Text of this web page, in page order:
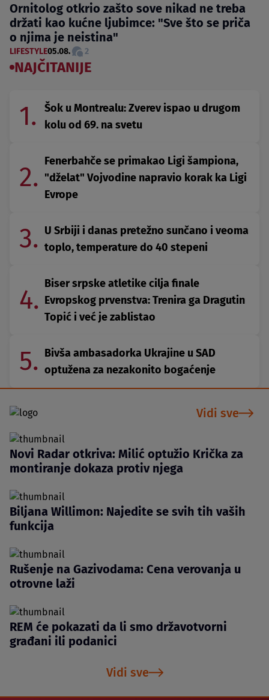
Ornitolog otkrio zašto sove nikad ne treba
držati kao kućne ljubimce: "Sve što se priča
o njima je neistina"
LIFESTYLE05.08. 2
NAJČITANIJE
1.
Šok u Montrealu: Zverev ispao u drugom
kolu od 69. na svetu
2.
Fenerbahče se primakao Ligi šampiona,
"dželat" Vojvodine napravio korak ka Ligi
Evrope
3. U Srbiji i danas pretežno sunčano i veoma
toplo, temperature do 40 stepeni
4.
Biser srpske atletike cilja finale
Evropskog prvenstva: Trenira ga Dragutin
Topić i već je zablistao
5. Bivša ambasadorka Ukrajine u SAD
optužena za nezakonito bogaćenje
Vidi sve
Novi Radar otkriva: Milić optužio Krička za
montiranje dokaza protiv njega
Biljana Willimon: Najedite se svih tih vaših
funkcija
Rušenje na Gazivodama: Cena verovanja u
otrovne laži
REM će pokazati da li smo državotvorni
građani ili podanici
Vidi sve